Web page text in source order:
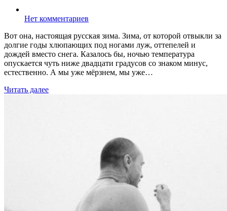
Нет комментариев
Вот она, настоящая русская зима. Зима, от которой отвыкли за
долгие годы хлюпающих под ногами луж, оттепелей и
дождей вместо снега. Казалось бы, ночью температура
опускается чуть ниже двадцати градусов со знаком минус,
естественно. А мы уже мёрзнем, мы уже…
Читать далее